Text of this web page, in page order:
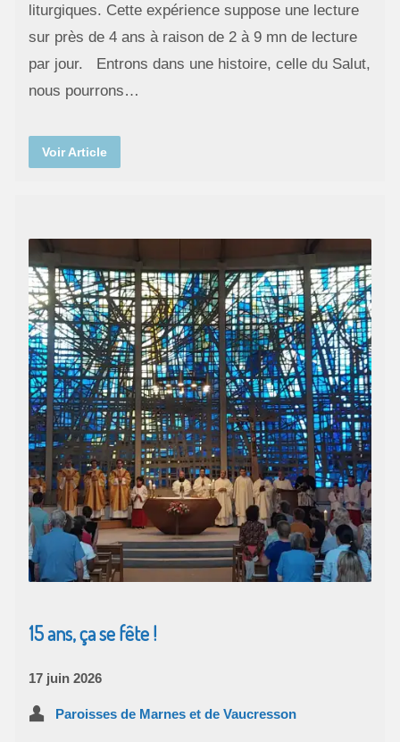
liturgiques. Cette expérience suppose une lecture
sur près de 4 ans à raison de 2 à 9 mn de lecture
par jour. Entrons dans une histoire, celle du Salut,
nous pourrons…
Voir Article
15 ans, ça se fête !
17 juin 2026
Paroisses de Marnes et de Vaucresson